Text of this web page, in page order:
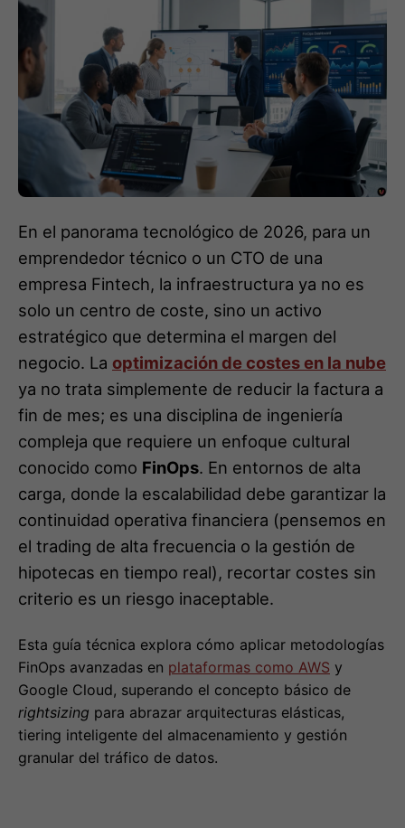
En el panorama tecnológico de 2026, para un
emprendedor técnico o un CTO de una
empresa Fintech, la infraestructura ya no es
solo un centro de coste, sino un activo
estratégico que determina el margen del
negocio. La optimización de costes en la nube
ya no trata simplemente de reducir la factura a
fin de mes; es una disciplina de ingeniería
compleja que requiere un enfoque cultural
conocido como FinOps. En entornos de alta
carga, donde la escalabilidad debe garantizar la
continuidad operativa financiera (pensemos en
el trading de alta frecuencia o la gestión de
hipotecas en tiempo real), recortar costes sin
criterio es un riesgo inaceptable.
Esta guía técnica explora cómo aplicar metodologías
FinOps avanzadas en plataformas como AWS y
Google Cloud, superando el concepto básico de
rightsizing para abrazar arquitecturas elásticas,
tiering inteligente del almacenamiento y gestión
granular del tráfico de datos.